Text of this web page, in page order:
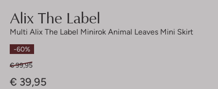
Alix The Label
Multi Alix The Label Minirok Animal Leaves Mini Skirt
-60%
€ 99,95
€ 39,95